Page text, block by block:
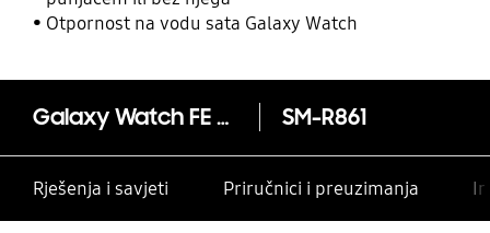
Otpornost na vodu sata Galaxy Watch
Galaxy Watch FE (Bluetooth, 40mm) SM-R861
Rješenja i savjeti Priručnici i preuzimanja